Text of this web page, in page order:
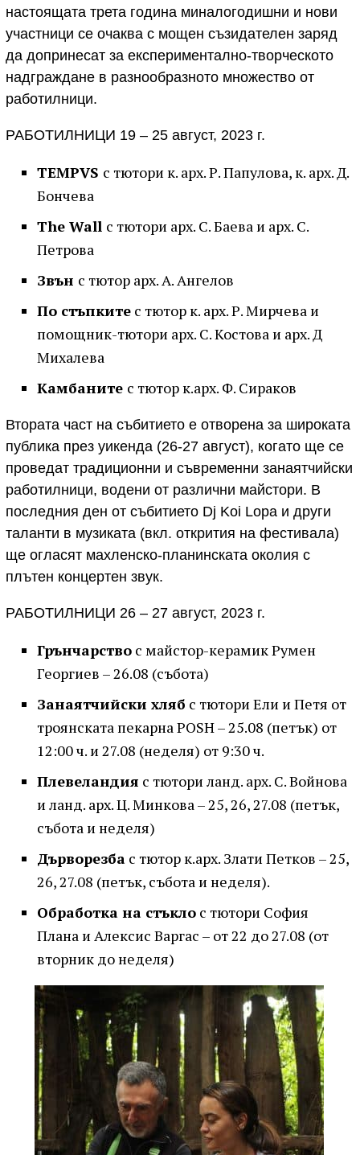
настоящата трета година миналогодишни и нови
участници се очаква с мощен съзидателен заряд
да допринесат за експериментално-творческото
надграждане в разнообразното множество от
работилници.
РАБОТИЛНИЦИ 19 – 25 август, 2023 г.
TEMPVS с тютори к. арх. Р. Папулова, к. арх. Д.
Бончева
The Wall с тютори арх. С. Баева и арх. С.
Петрова
Звън с тютор арх. А. Ангелов
По стъпкитес тютор к. арх. Р. Мирчева и
помощник-тютори арх. С. Костова и арх. Д
Михалева
Камбаните с тютор к.арх. Ф. Сираков
Втората част на събитието е отворена за широката
публика през уикенда (26-27 август), когато ще се
проведат традиционни и съвременни занаятчийски
работилници, водени от различни майстори. В
последния ден от събитието Dj Koi Lopa и други
таланти в музиката (вкл. открития на фестивала)
ще огласят махленско-планинската околия с
плътен концертен звук.
РАБОТИЛНИЦИ 26 – 27 август, 2023 г.
Грънчарствос майстор-керамик Румен
Георгиев – 26.08 (събота)
Занаятчийски хляб с тютори Ели и Петя от
троянската пекарна POSH – 25.08 (петък) от
12:00 ч. и 27.08 (неделя) от 9:30 ч.
Плевеландия с тютори ланд. арх. С. Войнова
и ланд. арх. Ц. Минкова – 25, 26, 27.08 (петък,
събота и неделя)
Дърворезбас тютор к.арх. Злати Петков – 25,
26, 27.08 (петък, събота и неделя).
Обработка на стъклос тютори София
Плана и Алексис Варгас – от 22 до 27.08 (от
вторник до неделя)